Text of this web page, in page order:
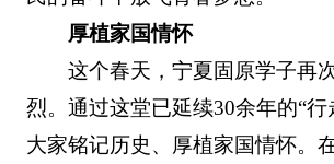
厚植家国情怀
这个春天，宁夏固原学子再
烈。通过这堂已延续30余年的“行
大家铭记历史、厚植家国情怀。